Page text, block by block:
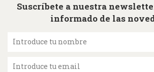
Suscríbete a nuestra
informado de las
Introduce tu nombre
Introduce tu email